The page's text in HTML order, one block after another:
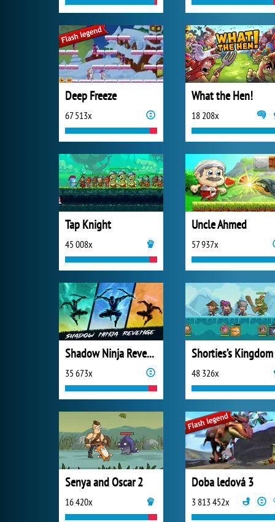
Deep Freeze
67 513x
What the Hen!
18 208x
Tap Knight
45 008x
Uncle Ahmed
57 937x
Shadow Ninja Revenge
35 673x
Shorties’s
48 326x
Senya and Oscar 2
16 420x
Doba ledová 3
3 813 452x